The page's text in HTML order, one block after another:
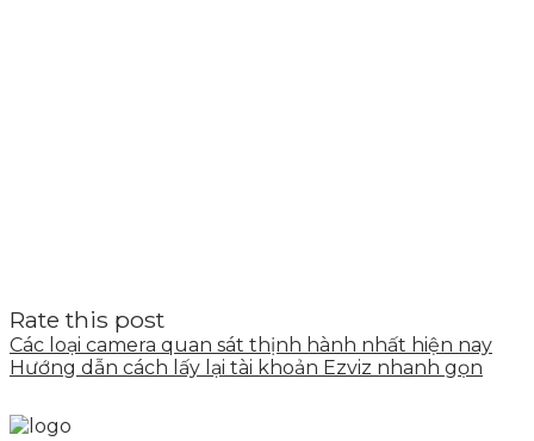
Rate this post
Các loại camera quan sát thịnh hành nhất hiện nay
Hướng dẫn cách lấy lại tài khoản Ezviz nhanh gọn